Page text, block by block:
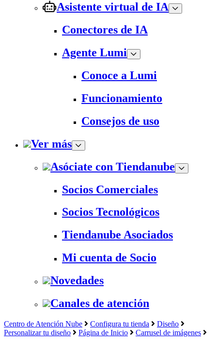
Asistente virtual de IA
Conectores de IA
Agente Lumi
Conoce a Lumi
Funcionamiento
Consejos de uso
Ver más
Asóciate con Tiendanube
Socios Comerciales
Socios Tecnológicos
Tiendanube Asociados
Mi cuenta de Socio
Novedades
Canales de atención
Centro de Atención Nube Configura tu tienda
Diseño
Personalizar tu diseño
Página de Inicio Carrusel de imágenes